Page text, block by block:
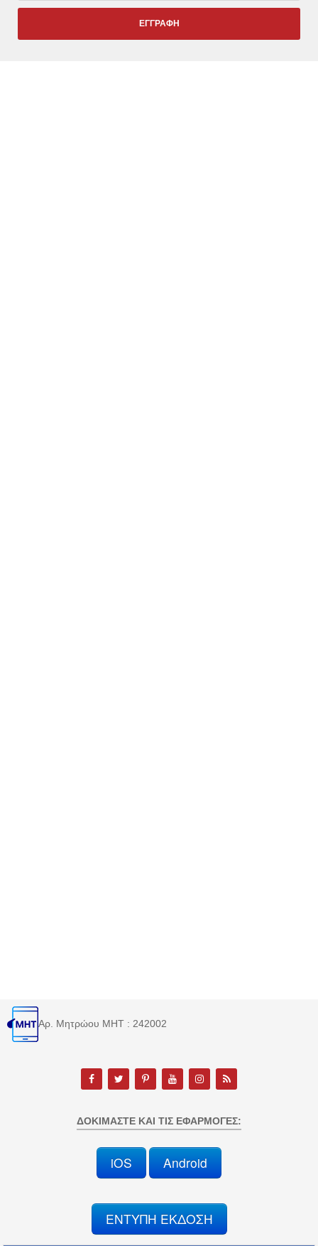
Αρ. Μητρώου MHT : 242002
ΔΟΚΙΜΆΣΤΕ ΚΑΙ ΤΙΣ ΕΦΑΡΜΟΓΈΣ:
iOS Android
ΕΝΤΥΠΗ ΕΚΔΟΣΗ